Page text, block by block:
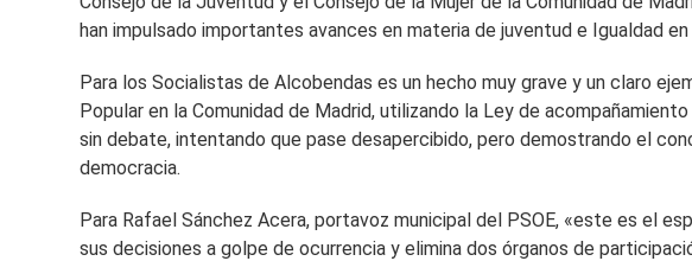
han impulsado importantes avances en materia de juventud e Igualdad
Para los Socialistas de Alcobendas es un hecho muy grave y un claro
Popular en la Comunidad de Madrid, utilizando la Ley de
sin debate, intentando que pase desapercibido, pero demostrando el
democracia.
Para Rafael Sánchez Acera, portavoz municipal del PSOE, «este es el
sus decisiones a golpe de ocurrencia y elimina dos órganos de